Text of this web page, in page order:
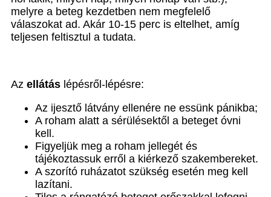
melyre a beteg kezdetben nem megfelelő
válaszokat ad. Akár 10-15 perc is eltelhet, amíg
teljesen feltisztul a tudata.
Az ellátás lépésről-lépésre:
Az ijesztő látvány ellenére ne essünk pánikba;
A roham alatt a sérülésektől a beteget óvni
kell.
Figyeljük meg a roham jellegét és
tájékoztassuk erről a kiérkező szakembereket.
A szorító ruházatot szükség esetén meg kell
lazítani.